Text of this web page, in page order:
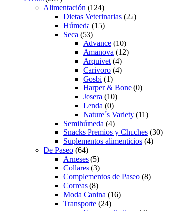
Alimentación (124)
Dietas Veterinarias (22)
Húmeda (15)
Seca (53)
Advance (10)
Amanova (12)
Arquivet (4)
Carivoro (4)
Gosbi (1)
Harper & Bone (0)
Josera (10)
Lenda (0)
Nature´s Variety (11)
Semihúmeda (4)
Snacks Premios y Chuches (30)
Suplementos alimenticios (4)
De Paseo (64)
Arneses (5)
Collares (3)
Complementos de Paseo (8)
Correas (8)
Moda Canina (16)
Transporte (24)